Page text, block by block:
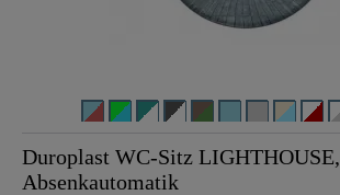
Duroplast WC-Sitz
Absenkautomatik